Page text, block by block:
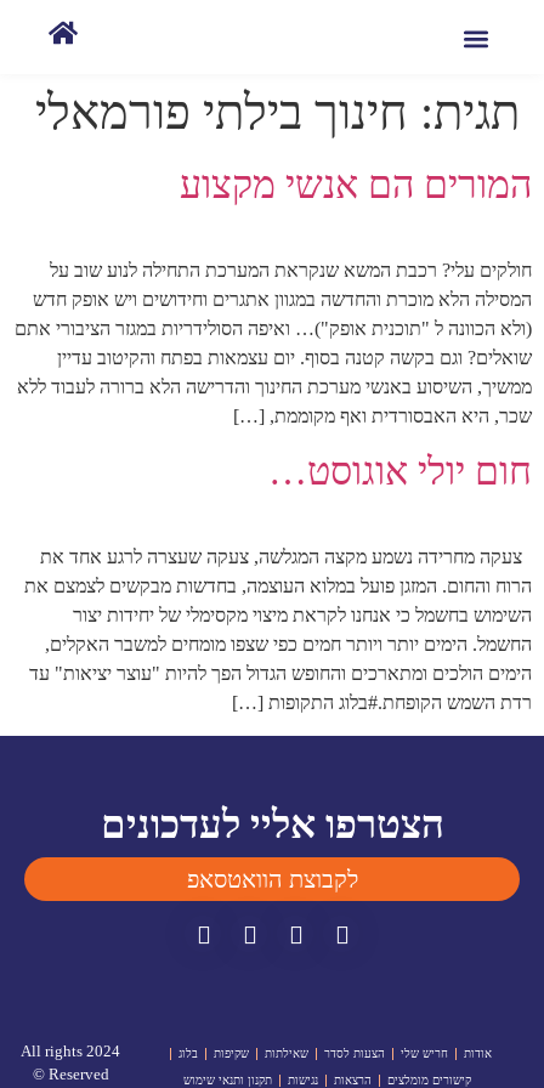
תגית: חינוך בילתי פורמאלי
המורים הם אנשי מקצוע
חולקים עלי? רכבת המשא שנקראת המערכת התחילה לנוע שוב על
המסילה הלא מוכרת והחדשה במגוון אתגרים וחידושים ויש אופק חדש
(ולא הכוונה ל "תוכנית אופק")… ואיפה הסולידריות במגזר הציבורי אתם
שואלים? וגם בקשה קטנה בסוף. יום עצמאות בפתח והקיטוב עדיין
ממשיך, השיסוע באנשי מערכת החינוך והדרישה הלא ברורה לעבוד ללא
שכר, היא האבסורדית ואף מקוממת, […]
חום יולי אוגוסט…
צעקה מחרידה נשמע מקצה המגלשה, צעקה שעצרה לרגע אחד את
הרוח והחום. המזגן פועל במלוא העוצמה, בחדשות מבקשים לצמצם את
השימוש בחשמל כי אנחנו לקראת מיצוי מקסימלי של יחידות יצור
החשמל. הימים יותר ויותר חמים כפי שצפו מומחים למשבר האקלים,
הימים הולכים ומתארכים והחופש הגדול הפך להיות "עוצר יציאות" עד
רדת השמש הקופחת.#בלוג התקופות […]
הצטרפו אליי לעדכונים
לקבוצת הוואטסאפ
אודות חריש שלי הצעות לסדר שאילתות שקיפות
בלוג
קישורים מומלצים
הרצאות נגישות תקנון ותנאי שימוש
2024 All rights
Reserved ©